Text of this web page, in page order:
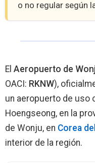
o no regular según
El Aeropuerto de
OACI: RKNW),
un aeropuerto de uso
Hoengseong, en la
de Wonju, en Corea
interior de la región.